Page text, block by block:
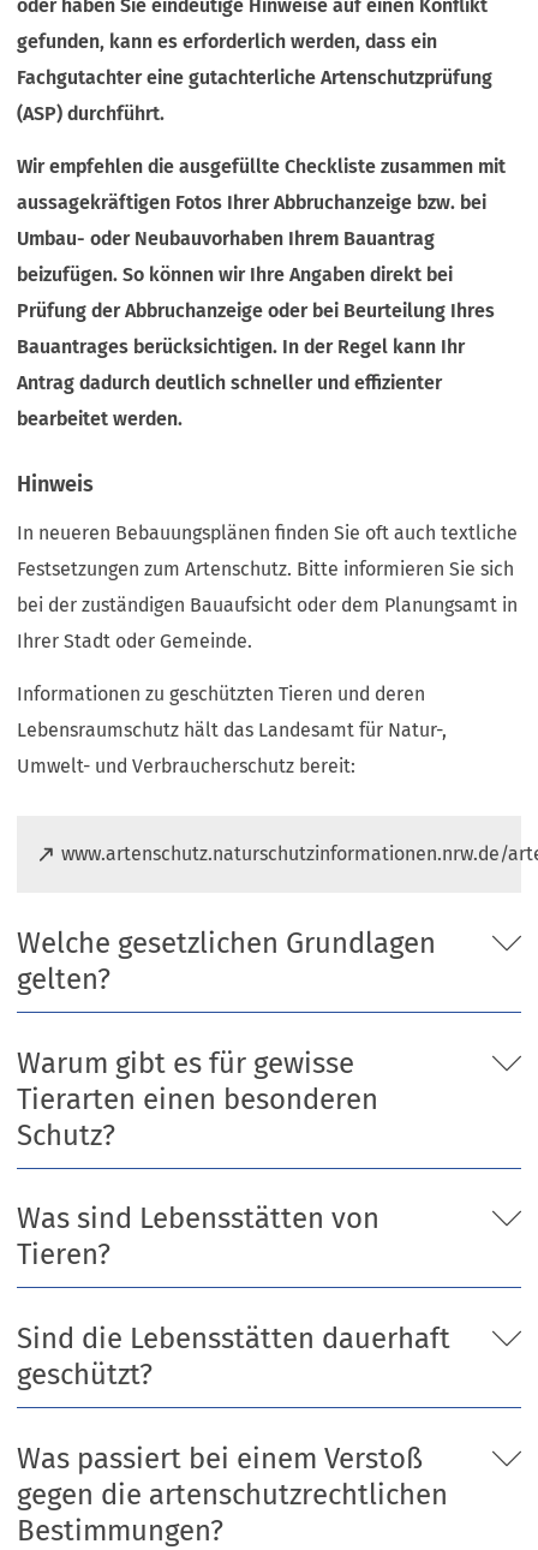
oder haben Sie eindeutige Hinweise auf einen Konflikt
gefunden, kann es erforderlich werden, dass ein
Fachgutachter eine gutachterliche Artenschutzprüfung
(ASP) durchführt.
Wir empfehlen die ausgefüllte Checkliste zusammen mit
aussagekräftigen Fotos Ihrer Abbruchanzeige bzw. bei
Umbau- oder Neubauvorhaben Ihrem Bauantrag
beizufügen. So können wir Ihre Angaben direkt bei
Prüfung der Abbruchanzeige oder bei Beurteilung Ihres
Bauantrages berücksichtigen. In der Regel kann Ihr
Antrag dadurch deutlich schneller und effizienter
bearbeitet werden.
Hinweis
In neueren Bebauungsplänen finden Sie oft auch textliche
Festsetzungen zum Artenschutz. Bitte informieren Sie sich
bei der zuständigen Bauaufsicht oder dem Planungsamt in
Ihrer Stadt oder Gemeinde.
Informationen zu geschützten Tieren und deren
Lebensraumschutz hält das Landesamt für Natur-,
Umwelt- und Verbraucherschutz bereit:
www.artenschutz.naturschutzinformationen.nrw.de/
(
f
n
e
t
n
e
n
e
n
e
n
a
b
Welche gesetzlichen Grundlagen
gelten?
Warum gibt es für gewisse
Tierarten einen besonderen
Schutz?
Was sind Lebensstätten von
Tieren?
Sind die Lebensstätten dauerhaft
geschützt?
Was passiert bei einem Verstoß
gegen die artenschutzrechtlichen
Bestimmungen?